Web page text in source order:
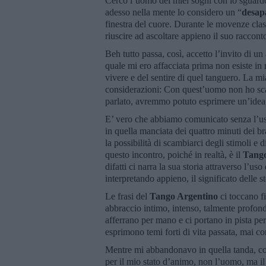
adesso nella mente lo considero un “
finestra del cuore. Durante le movenze
riuscire ad ascoltare appieno il suo
Beh tutto passa, così, accetto l’invito di
quale mi ero affacciata prima non esiste
vivere e del sentire di quel tanguero. La
considerazioni: Con quest’uomo non ho
parlato, avremmo potuto esprimere
E’ vero che abbiamo comunicato senza
in quella manciata dei quattro minuti dei
la possibilità di scambiarci degli stimoli e
questo incontro, poiché in realtà, è il
difatti ci narra la sua storia attraverso
interpretando appieno, il significato delle
Le frasi del Tango Argentino ci toccano
abbraccio intimo, intenso, talmente
afferrano per mano e ci portano in pista
esprimono temi forti di vita passata, mai
Mentre mi abbandonavo in quella tanda,
per il mio stato d’animo, non l’uomo, ma